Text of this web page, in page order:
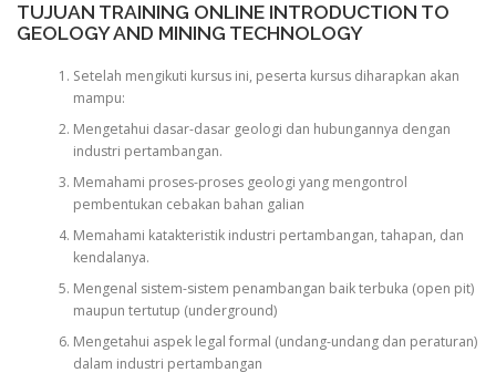
TUJUAN TRAINING ONLINE INTRODUCTION TO
GEOLOGY AND MINING TECHNOLOGY
Setelah mengikuti kursus ini, peserta kursus diharapkan akan
mampu:
Mengetahui dasar-dasar geologi dan hubungannya dengan
industri pertambangan.
Memahami proses-proses geologi yang mengontrol
pembentukan cebakan bahan galian
Memahami katakteristik industri pertambangan, tahapan, dan
kendalanya.
Mengenal sistem-sistem penambangan baik terbuka (open pit)
maupun tertutup (underground)
Mengetahui aspek legal formal (undang-undang dan peraturan)
dalam industri pertambangan